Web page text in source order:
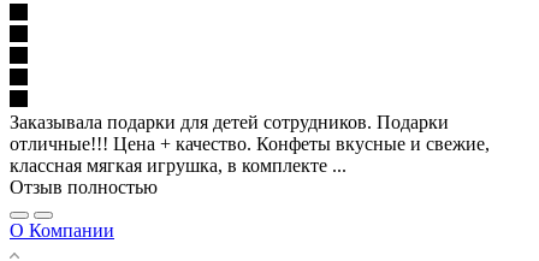
Заказывала подарки для детей сотрудников. Подарки
отличные!!! Цена + качество. Конфеты вкусные и свежие,
классная мягкая игрушка, в комплекте ...
Отзыв полностью
О Компании